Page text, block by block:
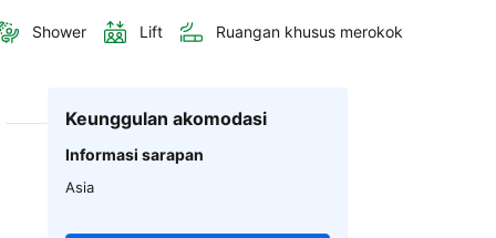
Shower Lift Ruangan khusus merokok
Keunggulan akomodasi
Informasi sarapan
Asia